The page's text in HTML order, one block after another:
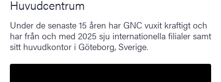
Huvudcentrum
Under de senaste 15 åren har GNC vuxit kraftigt och
har från och med 2025 sju internationella filialer samt
sitt huvudkontor i Göteborg, Sverige.